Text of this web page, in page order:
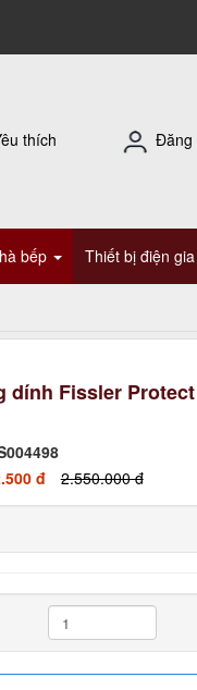
thích Đăng
bếp Thiết bị điện
dính Fissler
đ 2.550.000 đ